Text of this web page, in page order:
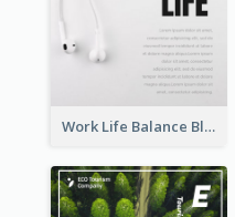
Work Life Balance Black And White Flyer